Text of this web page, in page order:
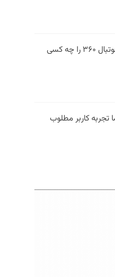
فیلتر در وقت اضافه؛ فوتبال ۳۶۰ را چه کسی
کاربر مطلوب